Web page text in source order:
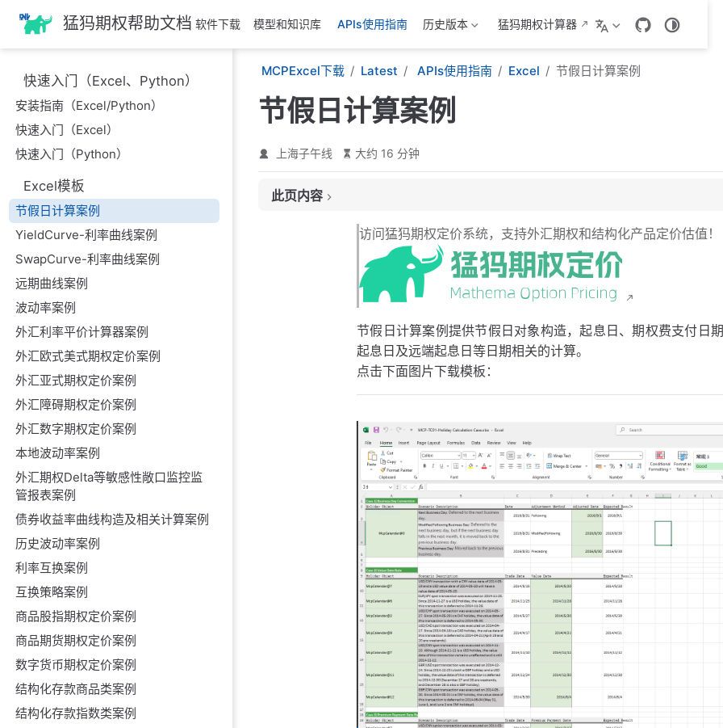
跳
至
主
要
內
容
猛犸期权帮助文档 软件下载 模型和知识库 APIs使用指南 历史版本 猛犸期权计算器
快速入门（Excel、Python）
安装指南（Excel/Python）
快速入门（Excel）
快速入门（Python）
Excel模板
节假日计算案例
YieldCurve-利率曲线案例
SwapCurve-利率曲线案例
远期曲线案例
波动率案例
外汇利率平价计算器案例
外汇欧式美式期权定价案例
外汇亚式期权定价案例
外汇障碍期权定价案例
外汇数字期权定价案例
本地波动率案例
外汇期权Delta等敏感性敞口监控监
管报表案例
债券收益率曲线构造及相关计算案例
历史波动率案例
利率互换案例
互换策略案例
商品股指期权定价案例
商品期货期权定价案例
数字货币期权定价案例
结构化存款商品类案例
结构化存款指数类案例
MCPExcel下载 Latest APIs使用指南 Excel 节假日计算案例
节假日计算案例
上海子午线 大约 16 分钟
此页内容
节假日计算模板使用函数说明
2. 营业日调整函数
3. 起息日和期权费支付日计算函数
4. 交割日计算函数
5. 到期日计算函数
6. 增加工作日函数
8. 判断日期是否是节假日的函数
9. 近端和远期起息日计算函数
1. 构造方法解释及代码
构造方法 1：GetCurrencyCalendar
构造方法 2：McpNCalendar
2. 所有测试案例及代码
案例一：营业日准则
案例二：起息日规则
案例三：期权费支付日规则
案例五：到期日规则
访问猛犸期权定价系统，支持外汇期权和结构化产品定价估值！
节假日计算案例提供节假日对象构造，起息日、期权费支付日
起息日及远端起息日等日期相关的计算。
点击下面图片下载模板：